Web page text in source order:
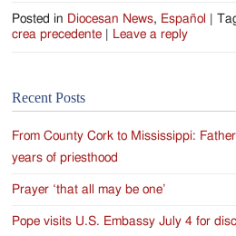
Posted in Diocesan News, Español
crea precedente
Leave a reply
Recent Posts
From County Cork to Mississippi:
years of priesthood
Prayer ‘that all may be one’
Pope visits U.S. Embassy July 4 for